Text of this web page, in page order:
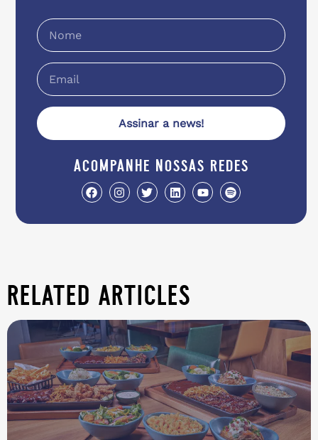
Assinar a news!
acompanhe nossas redes
related articles